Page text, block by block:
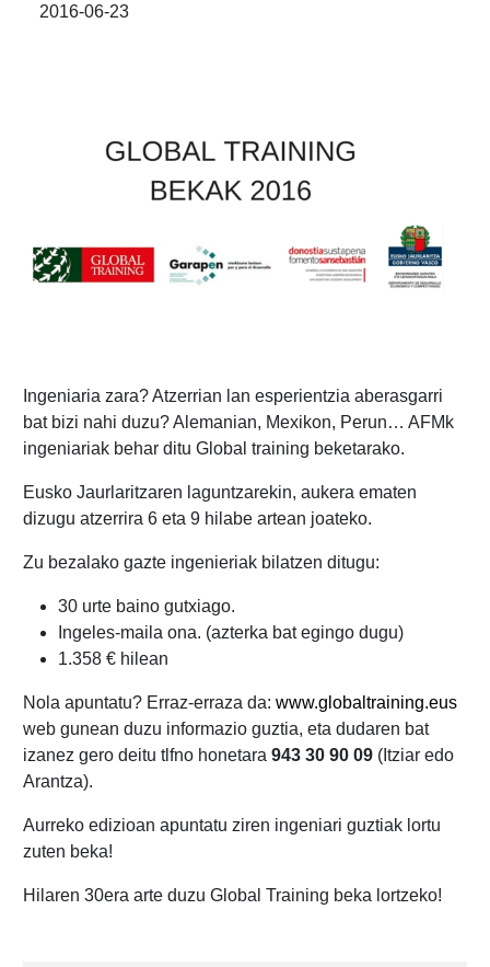
2016-06-23
‪Ingeniaria zara? Atzerrian lan esperientzia aberasgarri
bat bizi nahi duzu? ‪‎Alemanian, Mexikon, Perun… AFMk
ingeniariak behar ditu Global training beketarako.‬‬
Eusko Jaurlaritzaren laguntzarekin, aukera ematen
dizugu atzerrira 6 eta 9 hilabe artean joateko.
Zu bezalako gazte ingenieriak bilatzen ditugu:
30 urte baino gutxiago.
Ingeles-maila ona. (azterka bat egingo dugu)
1.358 € hilean
Nola apuntatu? Erraz-erraza da: www.globaltraining.eus
web gunean duzu informazio guztia, eta dudaren bat
izanez gero deitu tlfno honetara 943 30 90 09(Itziar edo
Arantza).
Aurreko edizioan apuntatu ziren ingeniari guztiak lortu
zuten beka!
Hilaren 30era arte duzu Global Training beka lortzeko!